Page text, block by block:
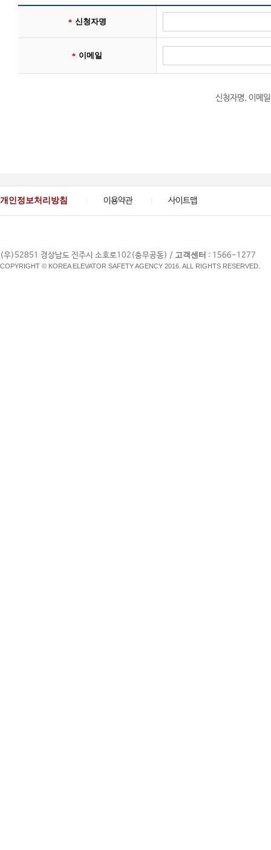
신청자명
이메일
신청자명, 이메
개인정보처리방침 이용약관 사이트맵
(우)52851 경상남도 진주시 소호로102(충무공동) / 고객센터 : 1566-1277
COPYRIGHT © KOREA ELEVATOR SAFETY AGENCY 2016. ALL RIGHTS RESERVED.